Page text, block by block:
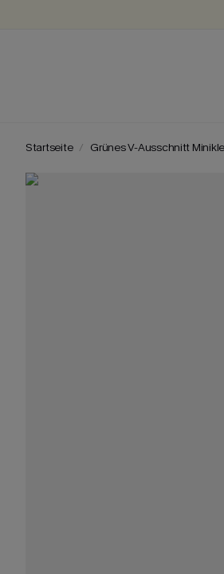
Startseite Grünes V-Ausschnitt